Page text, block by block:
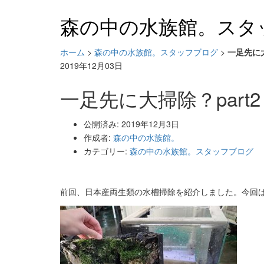
森の中の水族館。ス
ホーム > 森の中の水族館。スタッフブログ > 一足先に
2019年12月03日
一足先に大掃除？part2
公開済み: 2019年12月3日
作成者: 森の中の水族館。
カテゴリー: 森の中の水族館。スタッフブログ
前回、日本産両生類の水槽掃除を紹介しました。今回